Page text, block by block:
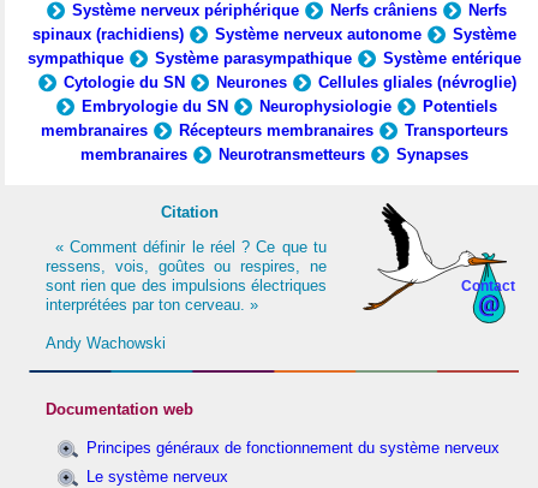
Système nerveux périphérique
Nerfs crâniens
Nerfs
spinaux (rachidiens)
Système nerveux autonome
Système
sympathique
Système parasympathique
Système entérique
Cytologie du SN
Neurones
Cellules gliales (névroglie)
Embryologie du SN
Neurophysiologie
Potentiels
membranaires
Récepteurs membranaires
Transporteurs
membranaires
Neurotransmetteurs Synapses
Contact
Citation
« Comment définir le réel ? Ce que tu
ressens, vois, goûtes ou respires, ne
sont rien que des impulsions électriques
interprétées par ton cerveau. »
Andy Wachowski
Documentation web
Principes généraux de fonctionnement du système nerveux
Le système nerveux